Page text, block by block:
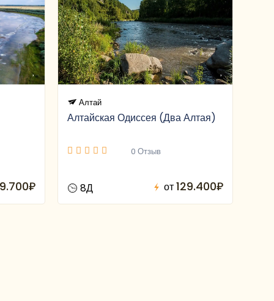
Алтай
Алтайская Одиссея (Два Алтая)
0 Отзыв
8Д от129.400₽